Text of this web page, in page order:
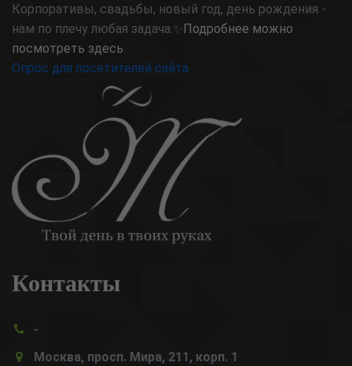
Корпоративы, свадьбы, новый год, день рождения -
нам по плечу любая задача.✨Подробнее можно
посмотреть здесь
Опрос для посетителей сайта
Контакты
-
Москва, просп. Мира, 211, корп. 1